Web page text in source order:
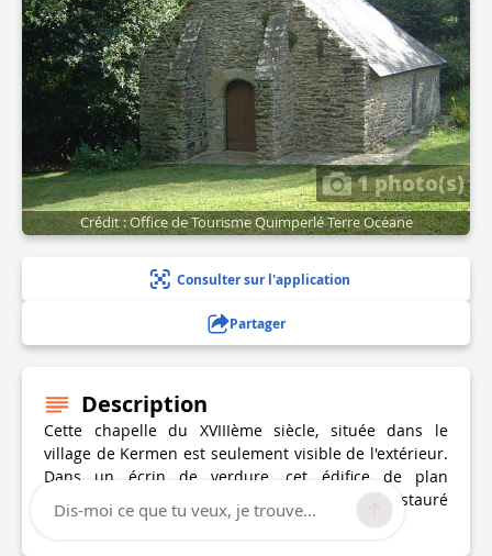
1 photo(s)
Crédit : Office de Tourisme Quimperlé Terre Océane
Consulter sur l'application
Partager
Description
Cette chapelle du XVIIIème siècle, située dans le
village de Kermen est seulement visible de l'extérieur.
Dans un écrin de verdure, cet édifice de plan
rectangulaire avec chevet à trois pans a été restauré
en 1954.
Dis-moi ce que tu veux, je trouve...